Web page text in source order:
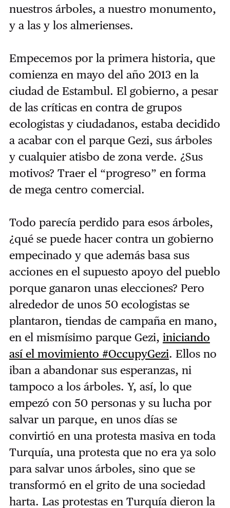
nuestros árboles, a nuestro monumento,
y a las y los almerienses.
Empecemos por la primera historia, que
comienza en mayo del año 2013 en la
ciudad de Estambul. El gobierno, a pesar
de las críticas en contra de grupos
ecologistas y ciudadanos, estaba decidido
a acabar con el parque Gezi, sus árboles
y cualquier atisbo de zona verde. ¿Sus
motivos? Traer el “progreso” en forma
de mega centro comercial.
Todo parecía perdido para esos árboles,
¿qué se puede hacer contra un gobierno
empecinado y que además basa sus
acciones en el supuesto apoyo del pueblo
porque ganaron unas elecciones? Pero
alrededor de unos 50 ecologistas se
plantaron, tiendas de campaña en mano,
en el mismísimo parque Gezi, iniciando
así el movimiento #OccupyGezi. Ellos no
iban a abandonar sus esperanzas, ni
tampoco a los árboles. Y, así, lo que
empezó con 50 personas y su lucha por
salvar un parque, en unos días se
convirtió en una protesta masiva en toda
Turquía, una protesta que no era ya solo
para salvar unos árboles, sino que se
transformó en el grito de una sociedad
harta. Las protestas en Turquía dieron la